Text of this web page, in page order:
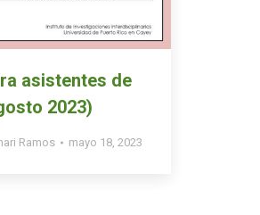
asistentes de
2023)
Ramos mayo 18, 2023